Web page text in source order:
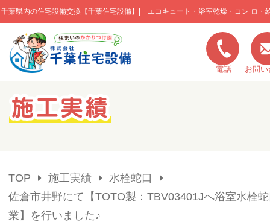
千葉県内の住宅設備交換【千葉住宅設備】| エコキュート・浴室乾燥・コン ロ・
このページの本文へ移動
電話 お問
キャンペーン一覧
TOP 施工実績
水栓蛇口
佐倉市井野にて【TOTO製：TBV03401Jへ浴室水栓
業】を行いました♪